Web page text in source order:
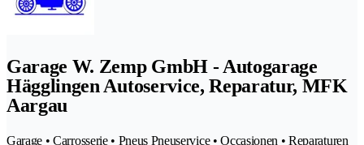
Garage W. Zemp GmbH - Autogarage
Hägglingen Autoservice, Reparatur, MFK
Aargau
Garage • Carrosserie • Pneus Pneuservice • Occasionen • Reparaturen